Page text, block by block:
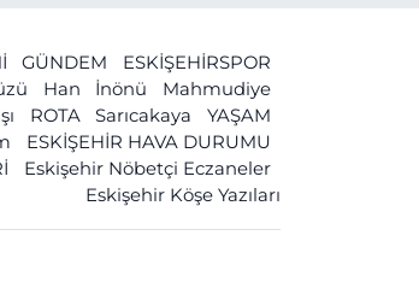
GÜNDEM
ESKİŞEHİRSPOR
Han İnönü
Mahmudiye
ROTA Sarıcakaya
YAŞAM
ESKİŞEHİR HAVA DURUMU
Eskişehir Nöbetçi Eczaneler
Eskişehir Köşe Yazıları